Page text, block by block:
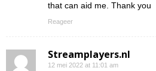
that can aid me. Thank you
Reageer
Streamplayers.nl
12 mei 2022 at 11:01 am